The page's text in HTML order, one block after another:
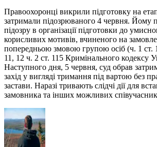
Правоохоронці викрили підготовку на
затримали підозрюваного 4 червня. Йому
підозру в організації підготовки до
корисливих мотивів, вчиненого на
попередньою змовою групою осіб (ч. 1 ст.
11, 12 ч. 2 ст. 115 Кримінального кодексу
Наступного дня, 5 червня, суд обрав
захід у вигляді тримання під вартою без
застави. Наразі тривають слідчі дії для
замовника та інших можливих